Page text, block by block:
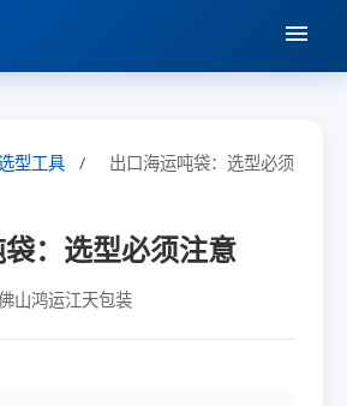
型工具 /
出口海运吨袋：选型必须
：选型必须注意
山鸿运江天包装